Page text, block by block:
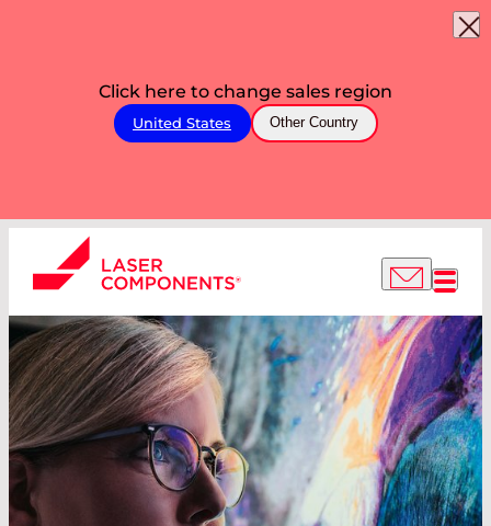
Click here to change sales region
United States Other Country